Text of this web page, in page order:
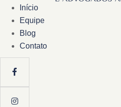
Início
Equipe
Blog
Contato